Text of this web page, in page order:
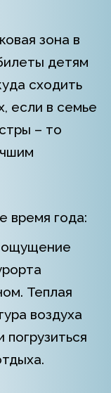
зона в
детям
сходить
если в семье
– то
время года:
ощущение
Теплая
воздуха